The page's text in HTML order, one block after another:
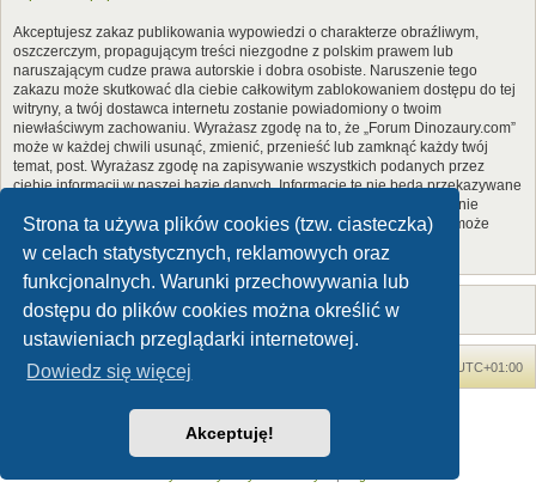
Strona ta używa plików cookies (tzw. ciasteczka)
w celach statystycznych, reklamowych oraz
funkcjonalnych. Warunki przechowywania lub
dostępu do plików cookies można określić w
ustawieniach przeglądarki internetowej.
Dowiedz się więcej
Akceptuję!
Akceptujesz zakaz publikowania wypowiedzi o charakterze obraźliwym,
oszczerczym, propagującym treści niezgodne z polskim prawem lub
naruszającym cudze prawa autorskie i dobra osobiste. Naruszenie tego
zakazu może skutkować dla ciebie całkowitym zablokowaniem dostępu do tej
witryny, a twój dostawca internetu zostanie powiadomiony o twoim
niewłaściwym zachowaniu. Wyrażasz zgodę na to, że „Forum Dinozaury.com”
może w każdej chwili usunąć, zmienić, przenieść lub zamknąć każdy twój
temat, post. Wyrażasz zgodę na zapisywanie wszystkich podanych przez
ciebie informacji w naszej bazie danych. Informacje te nie będą przekazywane
nikomu bez twojej zgody, ale ani „Forum Dinozaury.com”, ani phpBB nie
ponosi odpowiedzialności za włamania do witryny, podczas których może
dojść do kradzieży danych.
Forum Dinozaury.com UTC+01:00
Dinozaury.com© 2006-2020
Technologię dostarczaphpBB® Forum Software © phpBB Limited
Polski pakiet językowy dostarcza